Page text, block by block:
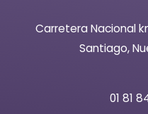
Carretera Nacional
Santiago,
01 81